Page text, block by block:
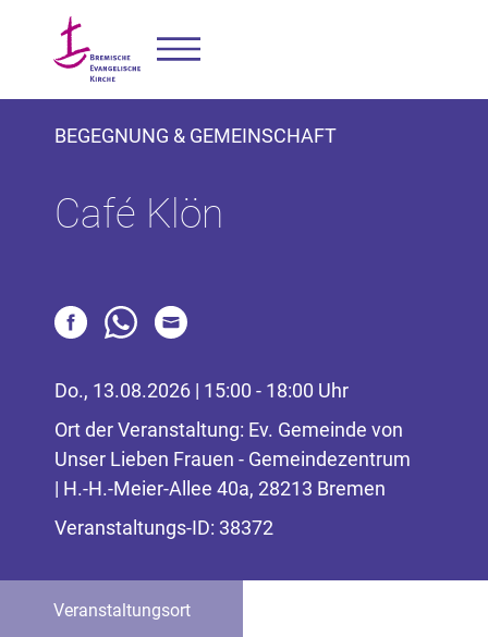
BEGEGNUNG & GEMEINSCHAFT
Café Klön
Do., 13.08.2026 | 15:00 - 18:00 Uhr
Ort der Veranstaltung: Ev. Gemeinde von
Unser Lieben Frauen - Gemeindezentrum
| H.-H.-Meier-Allee 40a, 28213 Bremen
Veranstaltungs-ID: 38372
Veranstaltungsort